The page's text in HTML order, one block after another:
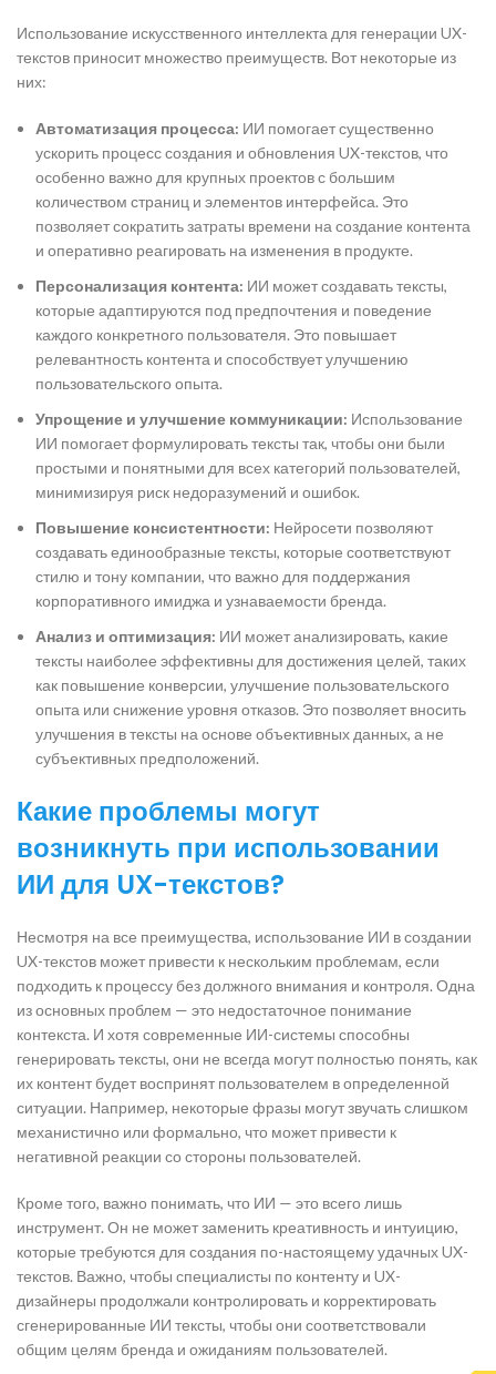
Использование искусственного интеллекта для генерации UX-
текстов приносит множество преимуществ. Вот некоторые из
них:
Автоматизация процесса: ИИ помогает существенно
ускорить процесс создания и обновления UX-текстов, что
особенно важно для крупных проектов с большим
количеством страниц и элементов интерфейса. Это
позволяет сократить затраты времени на создание контента
и оперативно реагировать на изменения в продукте.
Персонализация контента: ИИ может создавать тексты,
которые адаптируются под предпочтения и поведение
каждого конкретного пользователя. Это повышает
релевантность контента и способствует улучшению
пользовательского опыта.
Упрощение и улучшение коммуникации: Использование
ИИ помогает формулировать тексты так, чтобы они были
простыми и понятными для всех категорий пользователей,
минимизируя риск недоразумений и ошибок.
Повышение консистентности: Нейросети позволяют
создавать единообразные тексты, которые соответствуют
стилю и тону компании, что важно для поддержания
корпоративного имиджа и узнаваемости бренда.
Анализ и оптимизация: ИИ может анализировать, какие
тексты наиболее эффективны для достижения целей, таких
как повышение конверсии, улучшение пользовательского
опыта или снижение уровня отказов. Это позволяет вносить
улучшения в тексты на основе объективных данных, а не
субъективных предположений.
Какие проблемы могут
возникнуть при использовании
ИИ для UX-текстов?
Несмотря на все преимущества, использование ИИ в создании
UX-текстов может привести к нескольким проблемам, если
подходить к процессу без должного внимания и контроля. Одна
из основных проблем — это недостаточное понимание
контекста. И хотя современные ИИ-системы способны
генерировать тексты, они не всегда могут полностью понять, как
их контент будет воспринят пользователем в определенной
ситуации. Например, некоторые фразы могут звучать слишком
механистично или формально, что может привести к
негативной реакции со стороны пользователей.
Кроме того, важно понимать, что ИИ — это всего лишь
инструмент. Он не может заменить креативность и интуицию,
которые требуются для создания по-настоящему удачных UX-
текстов. Важно, чтобы специалисты по контенту и UX-
дизайнеры продолжали контролировать и корректировать
сгенерированные ИИ тексты, чтобы они соответствовали
общим целям бренда и ожиданиям пользователей.